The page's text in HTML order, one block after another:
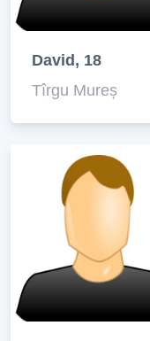
David, 18
Tîrgu Mureș